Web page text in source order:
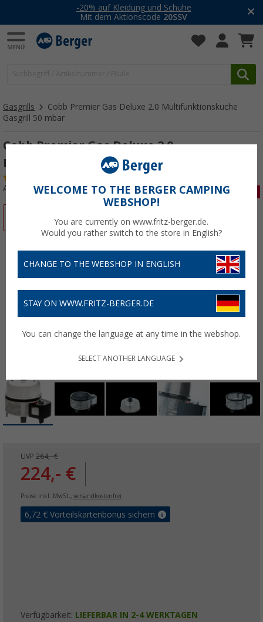
-20% auf Kleidung und Schuhe
Mit dem Aktionscode 20SSV
Gasgrills
Cobb Premier Gas Deluxe 2.0 Multifunktionsküche
Gasgrill 50 mbar
Cobb Premier Gas Deluxe 2.0
Multifunktionsküche Gasgrill 50 mbar
Art.-Nr.: 704175
UVP 264,- €
224,- €
Preise inkl. MwSt., versandkostenfrei
6,72 € Vorteilskartenbonus sichern
Verfügbarkeit: LIEFERBAR IN 2-4 WERKTAGEN
WELCOME TO THE BERGER CAMPING
WEBSHOP!
You are currently on www.fritz-berger.de.
Would you rather switch to the store in English?
CHANGE TO THE WEBSHOP IN ENGLISH
STAY ON WWW.FRITZ-BERGER.DE
You can change the language at any time in the webshop.
SELECT ANOTHER LANGUAGE